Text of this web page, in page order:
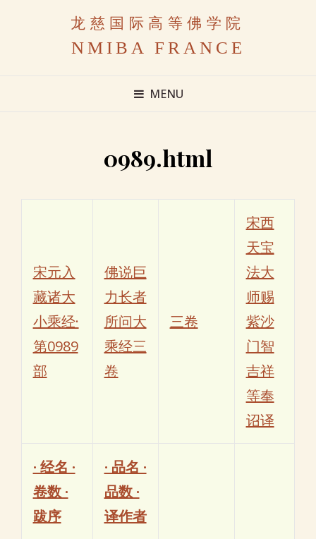
龙慈国际高等佛学院
NMIBA FRANCE
MENU
0989.html
宋元入
藏诸大
小乘经·
第0989
部
佛说巨
力长者
所问大
乘经三
卷
三卷
宋西
天宝
法大
师赐
紫沙
门智
吉祥
等奉
诏译
· 经名 ·
卷数 ·
跋序
· 品名 ·
品数 ·
译作者